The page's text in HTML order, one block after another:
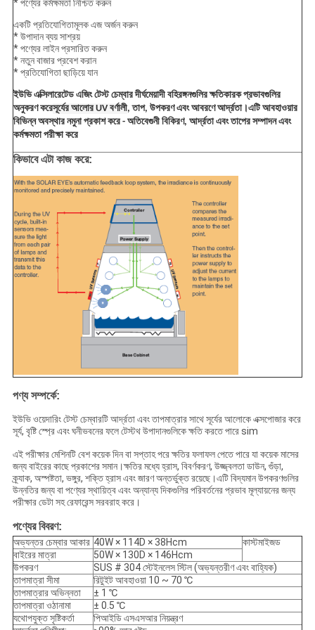
* পণ্যের কর্মক্ষমতা নিশ্চিত করুন
একটি প্রতিযোগিতামূলক এজ অর্জন করুন
* উপাদান ব্যয় সাশ্রয়
* পণ্যের লাইন প্রসারিত করুন
* নতুন বাজার প্রবেশ করান
* প্রতিযোগিতা ছাড়িয়ে যান
ইউভি এক্সিলারেটেড এজিং টেস্ট চেম্বার দীর্ঘমেয়াদী বহিরঙ্গনগুলির ক্ষতিকারক প্রভাবগুলির
অনুকরণ করেসূর্যের আলোর UV বর্ণালী, তাপ, উপকরণ এবং আবরণে আর্দ্রতা।এটি আবহাওয়ার
বিভিন্ন অবস্থার নমুনা প্রকাশ করে - অতিবেগুনী বিকিরণ, আর্দ্রতা এবং তাপের সম্পাদন এবং
কর্মক্ষমতা পরীক্ষা করে
কিভাবে এটা কাজ করে:
পণ্য সম্পর্কে:
ইউভি ওয়েদারিং টেস্ট চেম্বারটি আর্দ্রতা এবং তাপমাত্রার সাথে সূর্যের আলোকে এক্সপোজার করে
সূর্য, বৃষ্টি স্প্রে এবং ঘনীভবনের ফলে টেস্টথ উপাদানগুলিকে ক্ষতি করতে পারে sim
এই পরীক্ষার মেশিনটি বেশ কয়েক দিন বা সপ্তাহ পরে ক্ষতির ফলাফল পেতে পারে যা কয়েক মাসের
জন্য বাইরের কাছে প্রকাশের সমান।ক্ষতির মধ্যে হ্রাস, বিবর্ণকরণ, উজ্জ্বলতা ডাউন, গুঁড়া,
ক্র্যাক, অস্পষ্টতা, ভঙ্গুর, শক্তি হ্রাস এবং জারণ অন্তর্ভুক্ত রয়েছে।এটি বিদ্যমান উপকরণগুলির
উন্নতির জন্য বা পণ্যের স্থায়িত্ব এবং অন্যান্য দিকগুলির পরিবর্তনের প্রভাব মূল্যায়নের জন্য
পরীক্ষার ডেটা সহ রেফারেন্স সরবরাহ করে।
পণ্যের বিবরণ:
অভ্যন্তর চেম্বার আকার 40W × 114D × 38Hcm
কাস্টমাইজড
বাইরের মাত্রা
50W × 130D × 146Hcm
উপকরণ
SUS # 304 স্টেইনলেস স্টিল (অভ্যন্তরীণ এবং বাহ্যিক)
তাপমাত্রা সীমা
রিটুইট আবহাওয়া 10 ~ 70 ℃
তাপমাত্রার অভিন্নতা
± 1 ℃
তাপমাত্রা ওঠানামা
± 0.5 ℃
যথোপযুক্ত সৃষ্টিকর্তা
পিআইডি এসএসআর নিয়ন্ত্রণ